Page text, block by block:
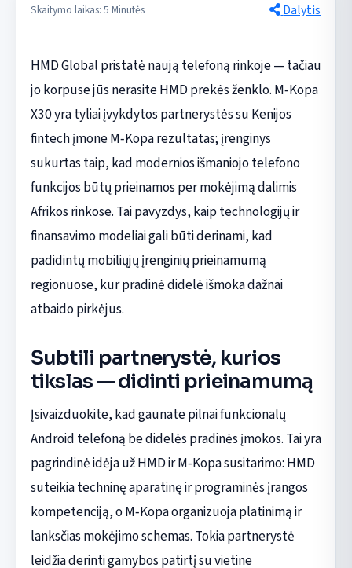
Skaitymo laikas: 5 Minutės Dalytis
HMD Global pristatė naują telefoną rinkoje — tačiau
jo korpuse jūs nerasite HMD prekės ženklo. M‑Kopa
X30 yra tyliai įvykdytos partnerystės su Kenijos
fintech įmone M‑Kopa rezultatas; įrenginys
sukurtas taip, kad modernios išmaniojo telefono
funkcijos būtų prieinamos per mokėjimą dalimis
Afrikos rinkose. Tai pavyzdys, kaip technologijų ir
finansavimo modeliai gali būti derinami, kad
padidintų mobiliųjų įrenginių prieinamumą
regionuose, kur pradinė didelė išmoka dažnai
atbaido pirkėjus.
Subtili partnerystė, kurios
tikslas — didinti prieinamumą
Įsivaizduokite, kad gaunate pilnai funkcionalų
Android telefoną be didelės pradinės įmokos. Tai yra
pagrindinė idėja už HMD ir M‑Kopa susitarimo: HMD
suteikia techninę aparatinę ir programinės įrangos
kompetenciją, o M‑Kopa organizuoja platinimą ir
lanksčias mokėjimo schemas. Tokia partnerystė
leidžia derinti gamybos patirtį su vietine